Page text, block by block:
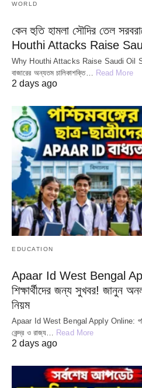
WORLD
কেন হুতি হামলা সৌদির তেল
Houthi Attacks Raise
Why Houthi Attacks Raise Saudi Oil
বাজারের অন্যতম চালিকাশক্তি…
Read More
2 days ago
EDUCATION
Apaar Id West Bengal
শিক্ষার্থীদের জন্য সুখবর! জানুন
নিয়ম
Apaar Id West Bengal Apply Online:
কেন্দ্র ও রাজ্য… Read More
2 days ago